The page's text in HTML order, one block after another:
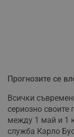
Прогнозите се
Всички
сериозно своите
между 1 май и 1
служба Карло